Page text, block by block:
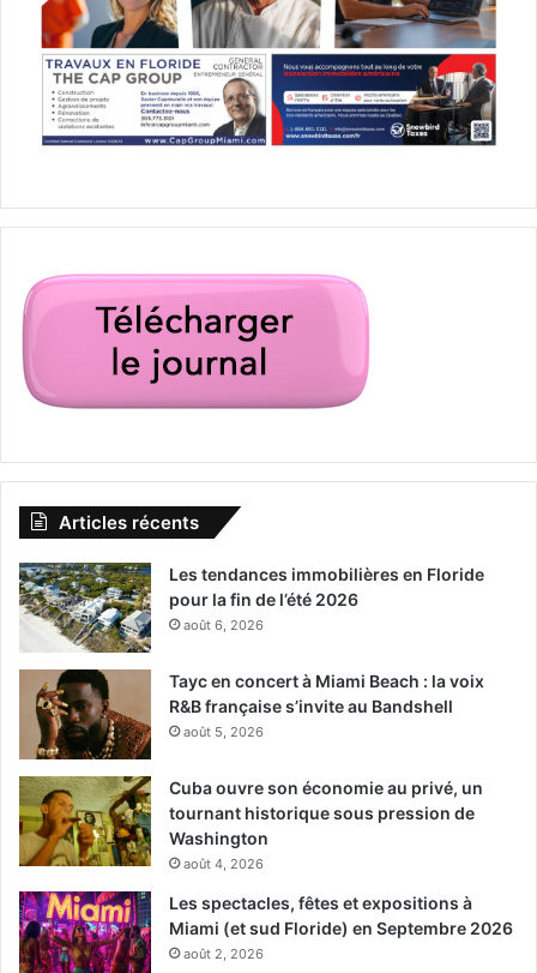
Articles récents
Les tendances immobilières en Floride
pour la fin de l’été 2026
août 6, 2026
Tayc en concert à Miami Beach : la voix
R&B française s’invite au Bandshell
août 5, 2026
Cuba ouvre son économie au privé, un
tournant historique sous pression de
Washington
août 4, 2026
Les spectacles, fêtes et expositions à
Miami (et sud Floride) en Septembre 2026
août 2, 2026